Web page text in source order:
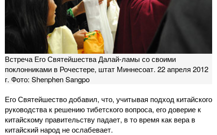
Встреча Его Святейшества Далай-ламы со своими
поклонниками в Рочестере, штат Миннесоат. 22 апреля 2012
г. Фото: Shenphen Sangpo
Его Святейшество добавил, что, учитывая подход китайского
руководства к решению тибетского вопроса, его доверие к
китайскому правительству падает, в то время как вера в
китайский народ не ослабевает.